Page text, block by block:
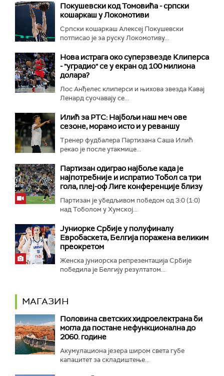
Покушевски код Томовића - српски
кошаркаш у Локомотиви
Српски кошаркаш Алексеј Покушевски
потписао је за руску Локомотиву...
Нова истрага око суперзвезде Клиперса
- "уградио" се у екран од 100 милиона
долара?
Лос Анђелес клиперси и њихова звезда Кавај
Ленард суочавају се...
Илић за РТС: Најбољи наш меч ове
сезоне, морамо исто и у реваншу
Тренер фудбалера Партизана Саша Илић
рекао је после утакмице...
Партизан одиграо најбоље када је
најпотребније и испратио Тобол са три
гола, плеј-оф Лиге конференције близу
Партизан је убедљивом победом од 3:0 (1:0)
над Тоболом у Хумској...
Јуниорке Србије у полуфиналу
Евробаскета, Белгија поражена великим
преокретом
Женска јуниорска репрезентација Србије
победила је Белгију резултатом...
МАГАЗИН
Половина светских хидроелектрана би
могла да постане нефункционална до
2060. године
Акумулациона језера широм света губе
капацитет за складиштење...